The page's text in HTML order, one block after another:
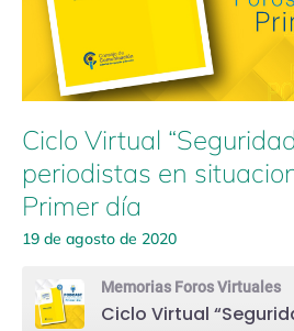
Ciclo Virtual
periodistas en
Primer día
19 de agosto de 2020
Memorias Foros Virtuales
riesgo”
Primer